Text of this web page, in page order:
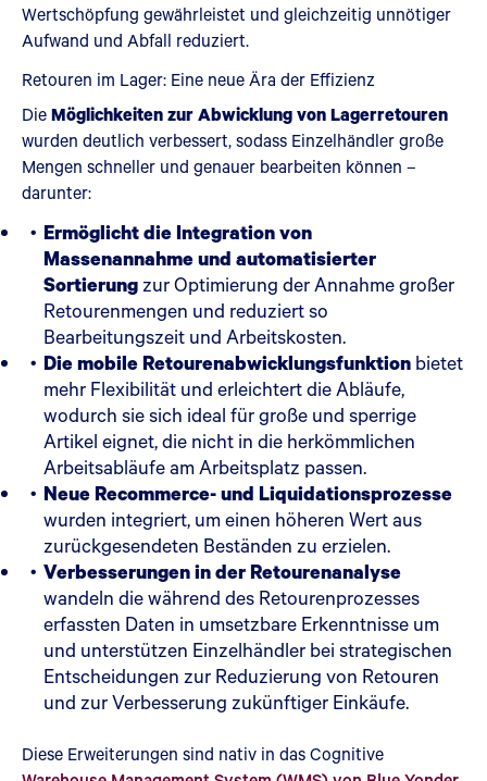
Wertschöpfung gewährleistet und gleichzeitig unnötiger
Aufwand und Abfall reduziert.
Retouren im Lager: Eine neue Ära der Effizienz
DieMöglichkeiten zur Abwicklung von Lagerretouren
wurden deutlich verbessert, sodass Einzelhändler große
Mengen schneller und genauer bearbeiten können –
darunter:
Ermöglicht die Integration von
Massenannahme und automatisierter
Sortierungzur Optimierung der Annahme großer
Retourenmengen und reduziert so
Bearbeitungszeit und Arbeitskosten.
Die mobile Retourenabwicklungsfunktion bietet
mehr Flexibilität und erleichtert die Abläufe,
wodurch sie sich ideal für große und sperrige
Artikel eignet, die nicht in die herkömmlichen
Arbeitsabläufe am Arbeitsplatz passen.
Neue Recommerce- und Liquidationsprozesse
wurden integriert, um einen höheren Wert aus
zurückgesendeten Beständen zu erzielen.
Verbesserungen in der Retourenanalyse
wandeln die während des Retourenprozesses
erfassten Daten in umsetzbare Erkenntnisse um
und unterstützen Einzelhändler bei strategischen
Entscheidungen zur Reduzierung von Retouren
und zur Verbesserung zukünftiger Einkäufe.
Diese Erweiterungen sind nativ in das Cognitive